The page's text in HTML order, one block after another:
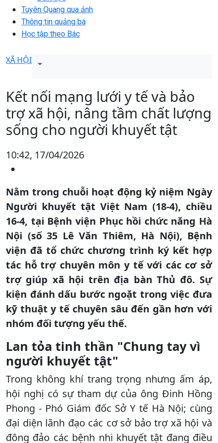
Tuyên Quang qua ảnh
Thông tin quảng bá
Học tập theo Bác
XÃ HỘI
Kết nối mạng lưới y tế và bảo
trợ xã hội, nâng tầm chất lượng
sống cho người khuyết tật
10:42, 17/04/2026
Nằm trong chuỗi hoạt động kỷ niệm Ngày
Người khuyết tật Việt Nam (18-4), chiều
16-4, tại Bệnh viện Phục hồi chức năng Hà
Nội (số 35 Lê Văn Thiêm, Hà Nội), Bệnh
viện đã tổ chức chương trình ký kết hợp
tác hỗ trợ chuyên môn y tế với các cơ sở
trợ giúp xã hội trên địa bàn Thủ đô. Sự
kiện đánh dấu bước ngoặt trong việc đưa
kỹ thuật y tế chuyên sâu đến gần hơn với
nhóm đối tượng yếu thế.
Lan tỏa tinh thần "Chung tay vì
người khuyết tật"
Trong không khí trang trọng nhưng ấm áp,
hội nghị có sự tham dự của ông Đinh Hồng
Phong - Phó Giám đốc Sở Y tế Hà Nội; cùng
đại diện lãnh đạo các cơ sở bảo trợ xã hội và
đông đảo các bệnh nhi khuyết tật đang điều